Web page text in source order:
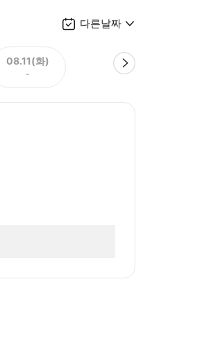
다른날짜
08.11(화)
-